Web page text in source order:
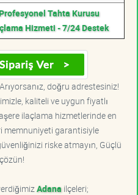
Tahta Kurusu
Hizmeti - 7/24 Destek
Arıyorsanız, doğru adrestesiniz!
kaliteli ve uygun fiyatlı
ilaçlama hizmetlerinde en
memnuniyeti garantisiyle
riske atmayın, Güçlü
Adana ilçeleri;